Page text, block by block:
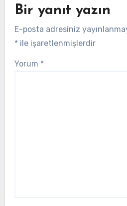
Bir yanıt yazın
E-posta adresiniz
* ile işaretlenmişlerdir
Yorum *